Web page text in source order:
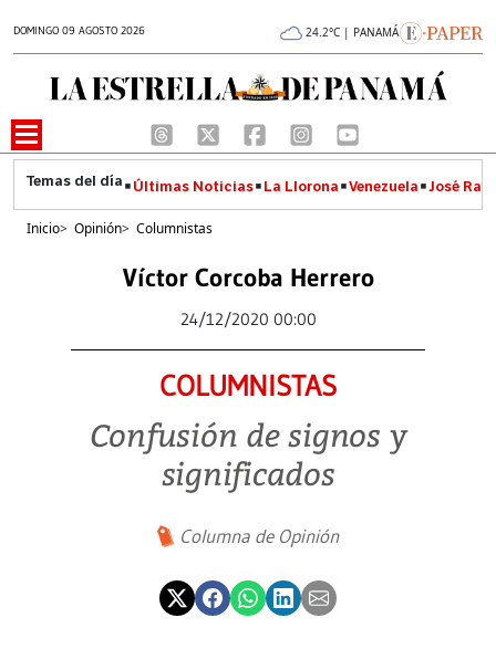
DOMINGO 09 AGOSTO 2026 24.2°C | PANAMÁ
Últimas Noticias La Llorona Venezuela José
Inicio> Opinión> Columnistas
Víctor Corcoba Herrero
24/12/2020 00:00
COLUMNISTAS
Confusión de signos y
significados
Columna de Opinión